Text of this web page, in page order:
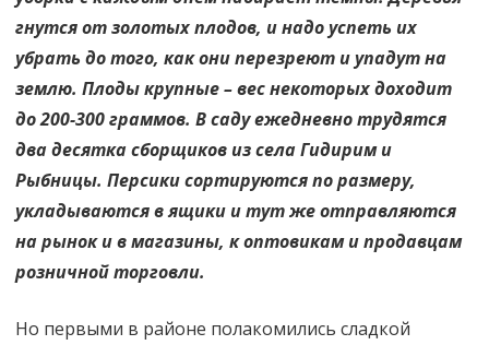
гнутся от золотых плодов, и надо успеть их
убрать до того, как они перезреют и упадут на
землю. Плоды крупные – вес некоторых доходит
до 200-300 граммов. В саду ежедневно трудятся
два десятка сборщиков из села Гидирим и
Рыбницы. Персики сортируются по размеру,
укладываются в ящики и тут же отправляются
на рынок и в магазины, к оптовикам и продавцам
розничной торговли.
Но первыми в районе полакомились сладкой